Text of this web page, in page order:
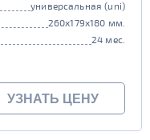
универсальная (uni)
260x179x180 мм.
24 мес.
УЗНАТЬ ЦЕНУ